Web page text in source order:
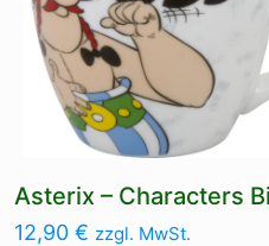
Asterix – Characters
12,90 € zzgl. MwSt.